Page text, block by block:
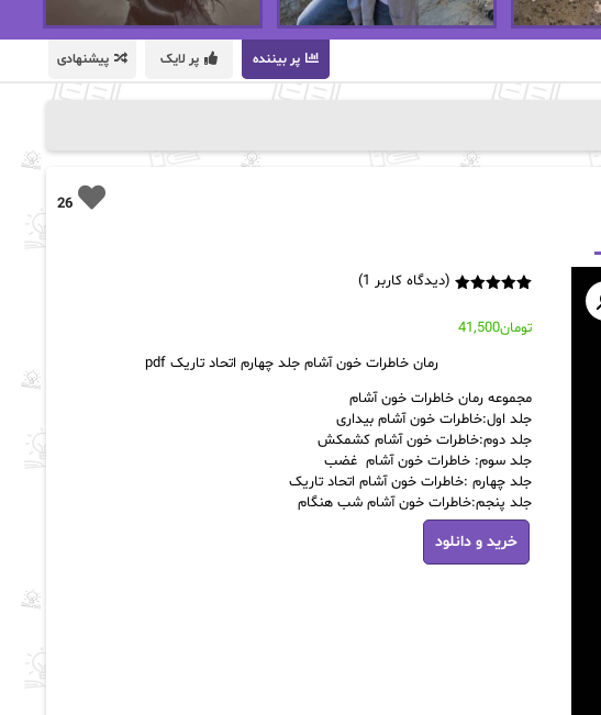
پر بیننده پر لایک پیشنهادی
26
مشتری
(دیدگاه کاربر 1
)
تومان41,500
رمان خاطرات خون آشام جلد چهارم اتحاد تاریک pdf
مجموعه رمان خاطرات خون آشام
جلد اول:خاطرات خون آشام بیداری
جلد دوم:خاطرات خون آشام کشمکش
جلد سوم: خاطرات خون آشام غضب
جلد چهارم :خاطرات خون آشام اتحاد تاریک
جلد پنجم:خاطرات خون آشام شب هنگام
رمان
خاطرات
خون
خرید و دانلود